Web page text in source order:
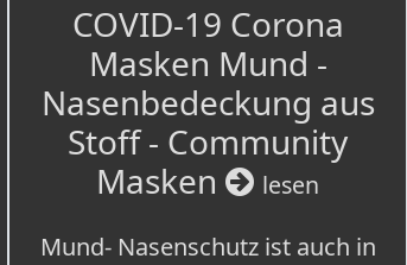
COVID-19 Corona
Masken Mund -
Nasenbedeckung aus
Stoff - Community
Masken
lesen
Mund- Nasenschutz ist auch in